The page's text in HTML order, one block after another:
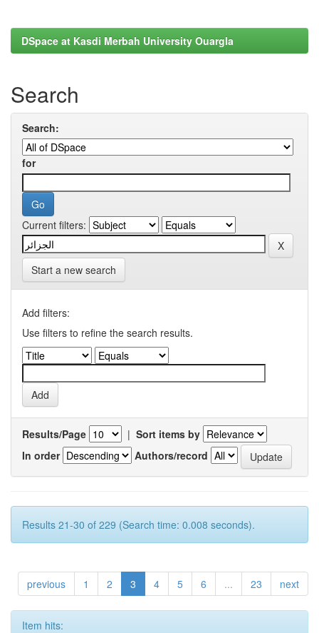
DSpace at Kasdi Merbah University Ouargla
Search
Search:
for
Current filters:
Start a new search
Add filters:
Use filters to refine the search results.
Results/Page | Sort items by
In order
Authors/record
Results 21-30 of 229 (Search time: 0.008 seconds).
previous 1 2 3 4 5 6 ... 23 next
Item hits: